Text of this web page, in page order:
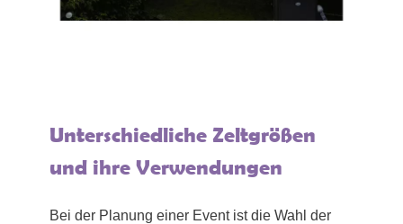
Unterschiedliche Zeltgrößen
und ihre Verwendungen
Bei der Planung einer Event ist die Wahl der